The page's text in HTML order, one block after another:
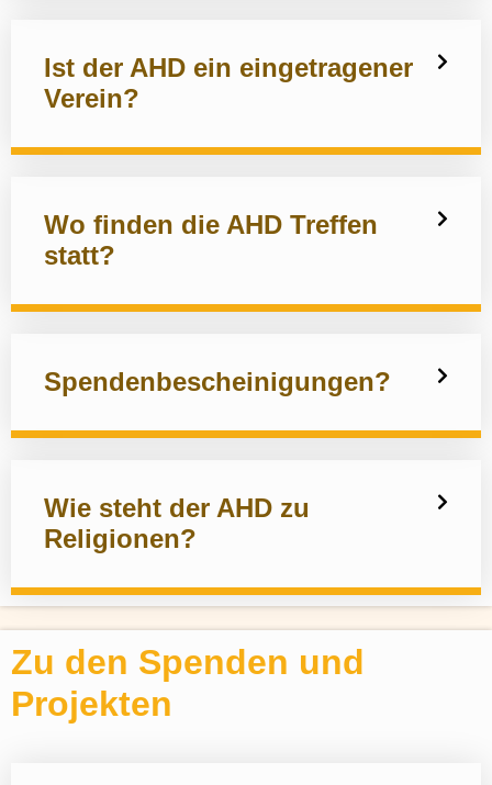
Ist der AHD ein eingetragener
Verein?
Wo finden die AHD Treffen
statt?
Spendenbescheinigungen?
Wie steht der AHD zu
Religionen?
Zu den Spenden und
Projekten